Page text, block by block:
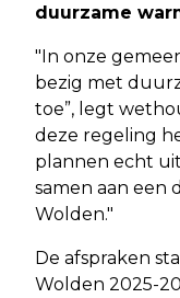
duurzame
"In onze
bezig met
toe”, legt
deze regeling
plannen echt
samen aan een
Wolden."
De afspraken
Wolden 2025-